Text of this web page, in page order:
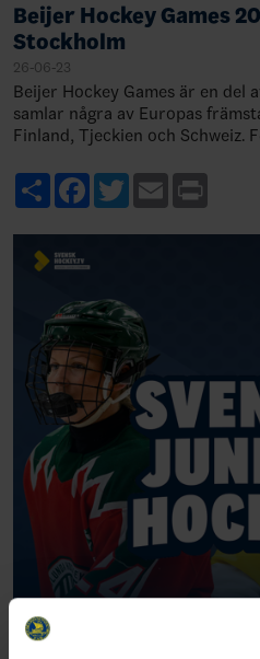
Beijer Hockey Games
Stockholm
26-06-23
Beijer Hockey Games är en del
samlar några av Europas
Finland, Tjeckien och Schweiz.
ShareFacebook
TwitterEmail